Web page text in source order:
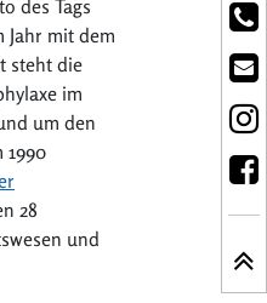
des Tags
Jahr mit dem
steht die
im
um den
1990
28
und